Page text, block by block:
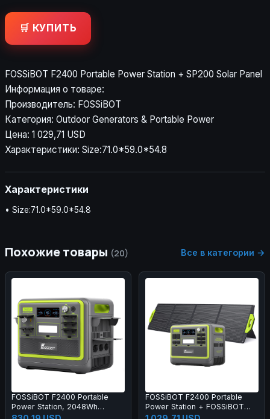
🛒 КУПИТЬ
FOSSiBOT F2400 Portable Power Station + SP200 Solar Panel
Информация о товаре:
Производитель: FOSSiBOT
Категория: Outdoor Generators & Portable Power
Цена: 1 029,71 USD
Характеристики: Size:71.0*59.0*54.8
Характеристики
• Size:71.0*59.0*54.8
Похожие товары (20) Все в категории →
FOSSiBOT F2400 Portable
Power Station, 2048Wh
LiFePO4 Battery 2400W
FOSSiBOT F2400 Portable
Power Station + FOSSiBOT
SP200 18V 200W Foldable